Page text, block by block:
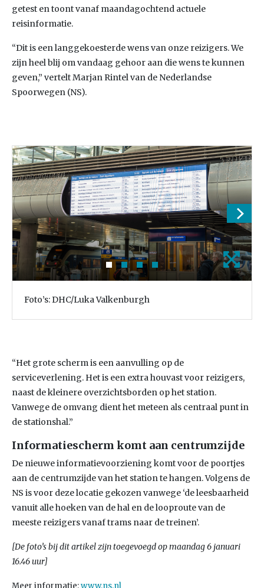
getest en toont vanaf maandagochtend actuele
reisinformatie.
“Dit is een langgekoesterde wens van onze reizigers. We
zijn heel blij om vandaag gehoor aan die wens te kunnen
geven,” vertelt Marjan Rintel van de Nederlandse
Spoorwegen (NS).
Foto’s: DHC/Luka Valkenburgh
“Het grote scherm is een aanvulling op de
serviceverlening. Het is een extra houvast voor reizigers,
naast de kleinere overzichtsborden op het station.
Vanwege de omvang dient het meteen als centraal punt in
de stationshal.”
Informatiescherm komt aan centrumzijde
De nieuwe informatievoorziening komt voor de poortjes
aan de centrumzijde van het station te hangen. Volgens de
NS is voor deze locatie gekozen vanwege ‘de leesbaarheid
vanuit alle hoeken van de hal en de looproute van de
meeste reizigers vanaf trams naar de treinen’.
[De foto’s bij dit artikel zijn toegevoegd op maandag 6 januari
16.46 uur]